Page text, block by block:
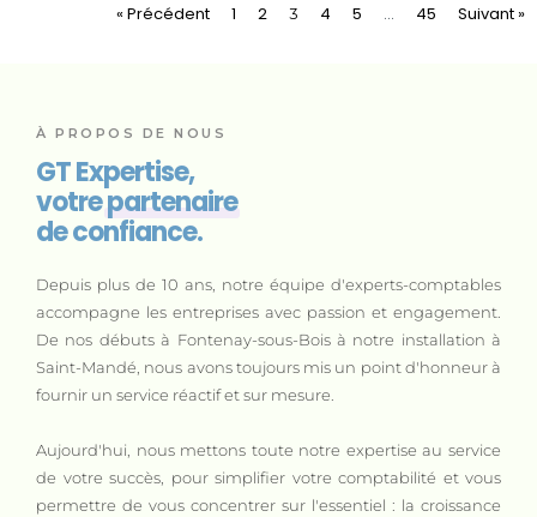
« Précédent 1 2 3 4 5 45 Suivant »
À PROPOS DE NOUS
GT Expertise,
votrepartenaire
de confiance.
Depuis plus de 10 ans, notre équipe d'experts-comptables
accompagne les entreprises avec passion et engagement.
De nos débuts à Fontenay-sous-Bois à notre installation à
Saint-Mandé, nous avons toujours mis un point d'honneur à
fournir un service réactif et sur mesure.
Aujourd'hui, nous mettons toute notre expertise au service
de votre succès, pour simplifier votre comptabilité et vous
permettre de vous concentrer sur l'essentiel : la croissance